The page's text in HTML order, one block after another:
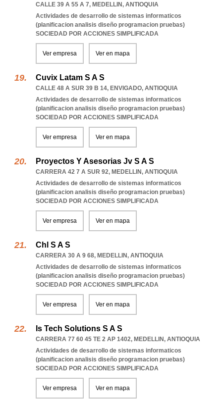
CALLE 39 A 55 A 7, MEDELLIN, ANTIOQUIA
Actividades de desarrollo de sistemas informaticos
(planificacion analisis diseño programacion pruebas)
SOCIEDAD POR ACCIONES SIMPLIFICADA
Ver empresa Ver en mapa
Cuvix Latam S A S
CALLE 48 A SUR 39 B 14, ENVIGADO, ANTIOQUIA
Actividades de desarrollo de sistemas informaticos
(planificacion analisis diseño programacion pruebas)
SOCIEDAD POR ACCIONES SIMPLIFICADA
Ver empresa Ver en mapa
Proyectos Y Asesorias Jv S A S
CARRERA 42 7 A SUR 92, MEDELLIN, ANTIOQUIA
Actividades de desarrollo de sistemas informaticos
(planificacion analisis diseño programacion pruebas)
SOCIEDAD POR ACCIONES SIMPLIFICADA
Ver empresa Ver en mapa
Chl S A S
CARRERA 30 A 9 68, MEDELLIN, ANTIOQUIA
Actividades de desarrollo de sistemas informaticos
(planificacion analisis diseño programacion pruebas)
SOCIEDAD POR ACCIONES SIMPLIFICADA
Ver empresa Ver en mapa
Is Tech Solutions S A S
CARRERA 77 60 45 TE 2 AP 1402, MEDELLIN, ANTIOQUIA
Actividades de desarrollo de sistemas informaticos
(planificacion analisis diseño programacion pruebas)
SOCIEDAD POR ACCIONES SIMPLIFICADA
Ver empresa Ver en mapa